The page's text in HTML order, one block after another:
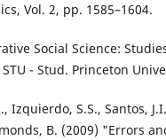
Vol. 2, pp. 1585–1604.
Social Science:
- Stud. Princeton
Izquierdo, S.S., Santos,
B. (2009) "Errors